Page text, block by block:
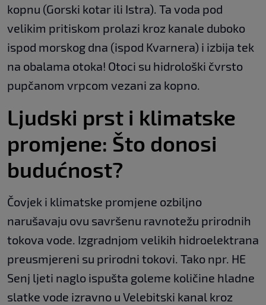
kopnu (Gorski kotar ili Istra). Ta voda pod
velikim pritiskom prolazi kroz kanale duboko
ispod morskog dna (ispod Kvarnera) i izbija tek
na obalama otoka! Otoci su hidrološki čvrsto
pupčanom vrpcom vezani za kopno.
Ljudski prst i klimatske
promjene: Što donosi
budućnost?
Čovjek i klimatske promjene ozbiljno
narušavaju ovu savršenu ravnotežu prirodnih
tokova vode. Izgradnjom velikih hidroelektrana
preusmjereni su prirodni tokovi. Tako npr. HE
Senj ljeti naglo ispušta goleme količine hladne
slatke vode izravno u Velebitski kanal kroz